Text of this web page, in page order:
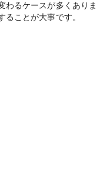
わるケースが多くありま
ことが大事です。